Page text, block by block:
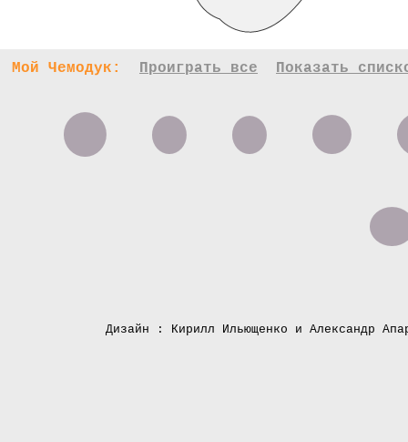
Мой Чемодук: Проиграть все Показать
Дизайн : Кирилл Ильющенко и Александр